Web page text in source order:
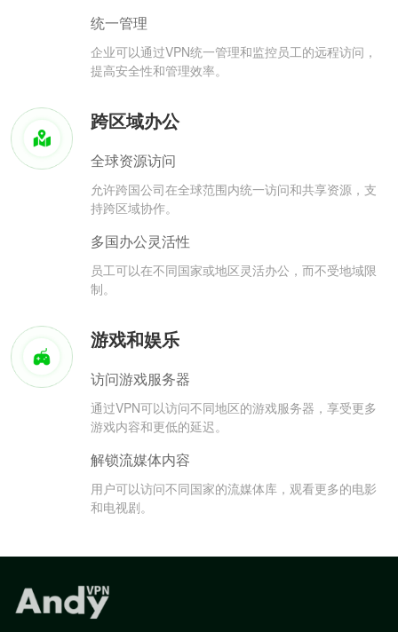
统一管理
企业可以通过VPN统一管理和监控员工的远程访问，
提高安全性和管理效率。
跨区域办公
全球资源访问
允许跨国公司在全球范围内统一访问和共享资源，支
持跨区域协作。
多国办公灵活性
员工可以在不同国家或地区灵活办公，而不受地域限
制。
游戏和娱乐
访问游戏服务器
通过VPN可以访问不同地区的游戏服务器，享受更多
游戏内容和更低的延迟。
解锁流媒体内容
用户可以访问不同国家的流媒体库，观看更多的电影
和电视剧。